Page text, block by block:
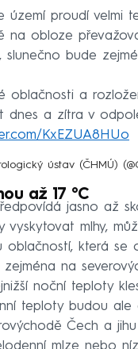
území proudí velmi
na obloze
slunečno bude
oblačnosti a
dnes a zítra v
KxEZUA8HUo
ústav (ČHMÚ)
až 17 °C
jasno až
vyskytovat mlhy,
oblačností, která se
na
noční teploty
teploty budou ale
Čech a
mlze nebo